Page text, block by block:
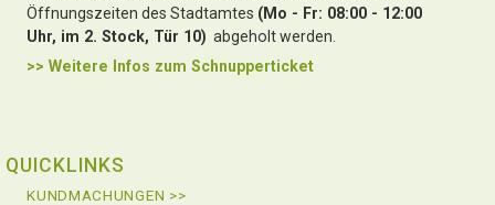
Öffnungszeiten des Stadtamtes (Mo - Fr: 08:00 - 12:00
Uhr, im 2. Stock, Tür 10) abgeholt werden.
>> Weitere Infos zum Schnupperticket
QUICKLINKS
KUNDMACHUNGEN >>